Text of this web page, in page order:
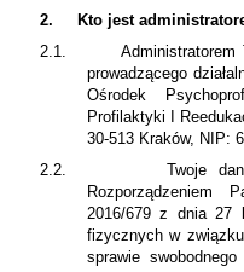
2.
Kto jest
2.1.
prowadzącego
Ośrodek
Profilaktyki I
30-513 Kraków, NIP:
2.2.
Twoje
Rozporządzeniem
2016/679 z dnia 27
fizycznych w
sprawie